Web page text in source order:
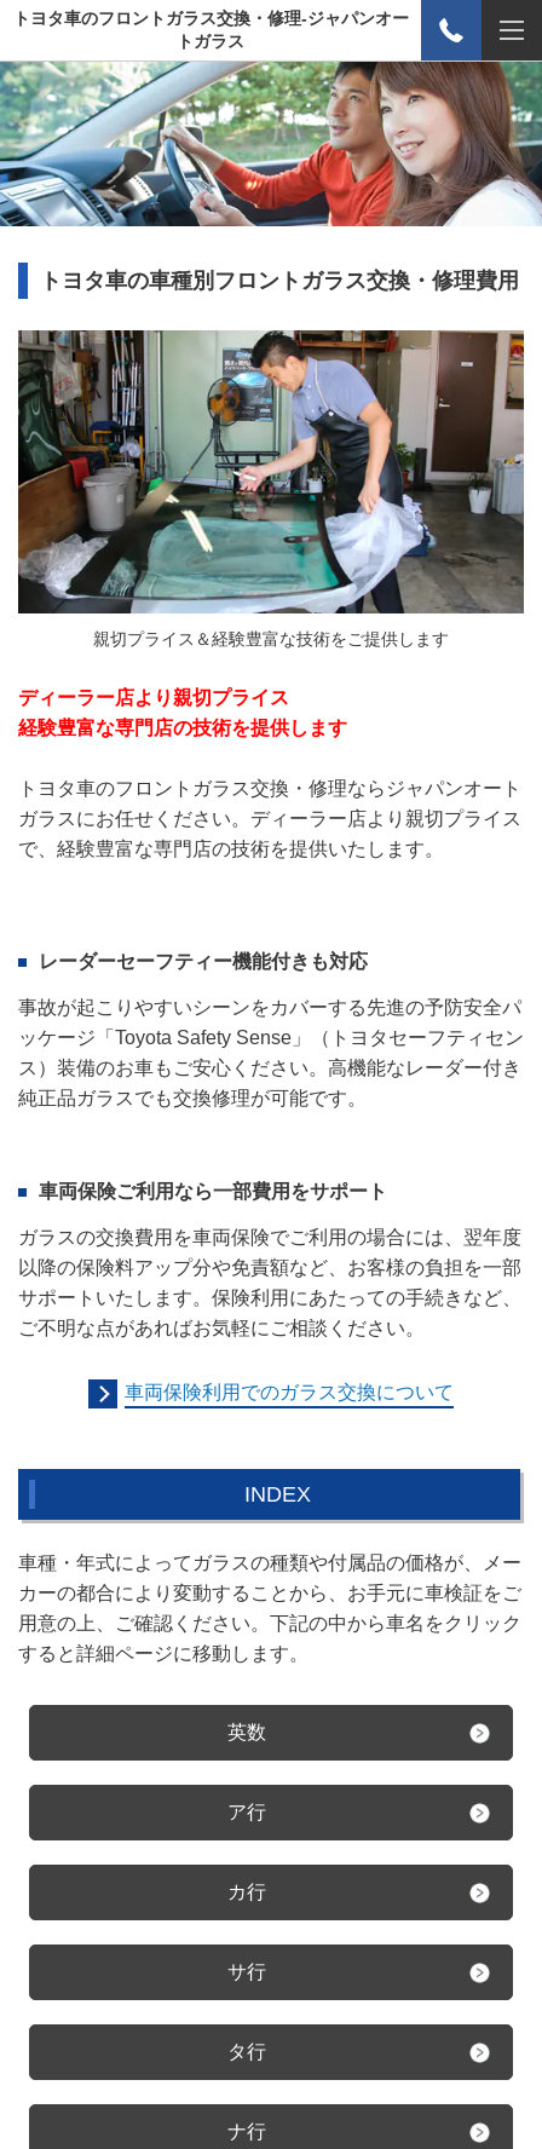
トヨタ車のフロントガラス交換・修理-ジャパンオー
トガラス
トヨタ車の車種別フロントガラス交換・修理費用
親切プライス＆経験豊富な技術をご提供します
ディーラー店より親切プライス
経験豊富な専門店の技術を提供します
トヨタ車のフロントガラス交換・修理ならジャパンオート
ガラスにお任せください。ディーラー店より親切プライス
で、経験豊富な専門店の技術を提供いたします。
レーダーセーフティー機能付きも対応
事故が起こりやすいシーンをカバーする先進の予防安全パ
ッケージ「Toyota Safety Sense」（トヨタセーフティセン
ス）装備のお車もご安心ください。高機能なレーダー付き
純正品ガラスでも交換修理が可能です。
車両保険ご利用なら一部費用をサポート
ガラスの交換費用を車両保険でご利用の場合には、翌年度
以降の保険料アップ分や免責額など、お客様の負担を一部
サポートいたします。保険利用にあたっての手続きなど、
ご不明な点があればお気軽にご相談ください。
車両保険利用でのガラス交換について
INDEX
車種・年式によってガラスの種類や付属品の価格が、メー
カーの都合により変動することから、お手元に車検証をご
用意の上、ご確認ください。下記の中から車名をクリック
すると詳細ページに移動します。
英数
ア行
カ行
サ行
タ行
ナ行